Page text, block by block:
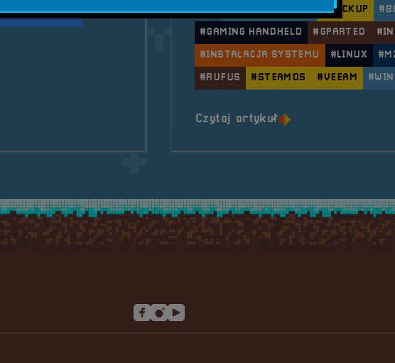
CREW
Kryspin Czepułkowski
Tagi: #ASUS ROG ALLY #BACKUP
#GAMING HANDHELD #GPARTED
#INSTALACJA SYSTEMU #LINUX
#RUFUS #STEAMOS #VEEAM
Czytaj artykuło tytule Dual Boot